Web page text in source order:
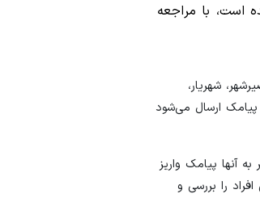
است، با مراجعه
شهریار،
شده تا نسبت به واریز وجه اقدام کنند. در هفته پیش رو هم به ۲۰۰۰ نفر دیگر پیامک ارسال می‌شود
آنها پیامک واریز
را بررسی و